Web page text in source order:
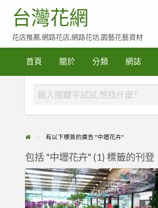
常
詞
台灣花網
花店推薦,網路花店,網路花坊,園藝花藝資材
首頁 關於 分類 網誌
有以下標簽的廣告 "中壢花卉"
包括 "中壢花卉" (1) 標籤的刊登
花
世
界